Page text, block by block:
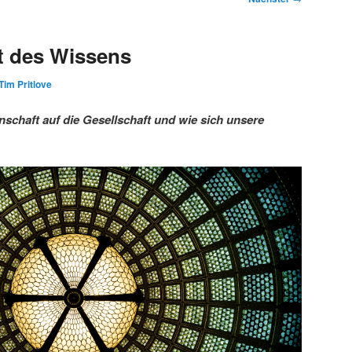
des Wissens
Pritlove
auf die Gesellschaft und wie sich unsere